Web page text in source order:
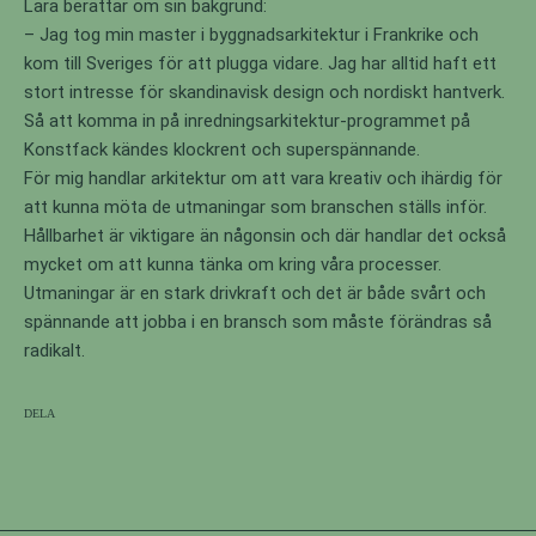
Lara berättar om sin bakgrund:
– Jag tog min master i byggnadsarkitektur i Frankrike och
kom till Sveriges för att plugga vidare. Jag har alltid haft ett
stort intresse för skandinavisk design och nordiskt hantverk.
Så att komma in på inredningsarkitektur-programmet på
Konstfack kändes klockrent och superspännande.
För mig handlar arkitektur om att vara kreativ och ihärdig för
att kunna möta de utmaningar som branschen ställs inför.
Hållbarhet är viktigare än någonsin och där handlar det också
mycket om att kunna tänka om kring våra processer.
Utmaningar är en stark drivkraft och det är både svårt och
spännande att jobba i en bransch som måste förändras så
radikalt.